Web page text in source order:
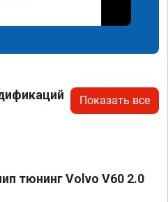
Показать все
тюнинг Volvo V60 2.0